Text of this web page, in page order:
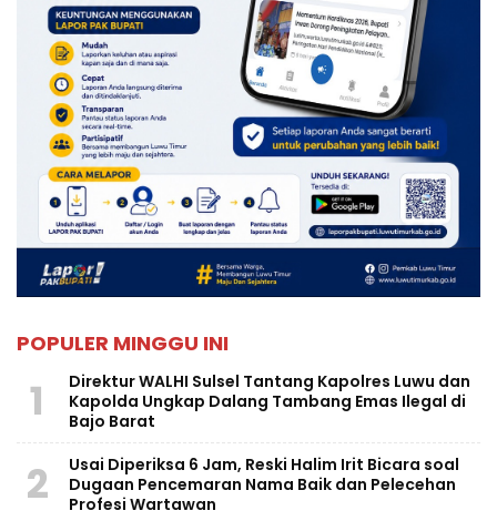
POPULER MINGGU INI
1
Direktur WALHI Sulsel Tantang Kapolres Luwu dan
Kapolda Ungkap Dalang Tambang Emas Ilegal di
Bajo Barat
2
Usai Diperiksa 6 Jam, Reski Halim Irit Bicara soal
Dugaan Pencemaran Nama Baik dan Pelecehan
Profesi Wartawan